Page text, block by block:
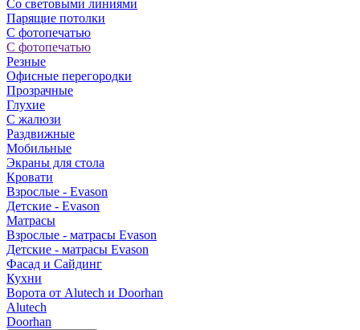
Со световыми линиями
Парящие потолки
С фотопечатью
С фотопечатью
Резные
Офисные перегородки
Прозрачные
Глухие
С жалюзи
Раздвижные
Мобильные
Экраны для стола
Кровати
Взрослые - Evason
Детские - Evason
Матрасы
Взрослые - матрасы Evason
Детские - матрасы Evason
Фасад и Сайдинг
Кухни
Ворота от Alutech и Doorhan
Alutech
Doorhan